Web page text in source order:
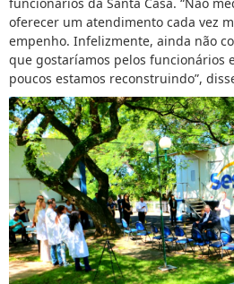
oferecer um atendimento cada vez
empenho. Infelizmente, ainda não
que gostaríamos pelos funcionários
poucos estamos reconstruindo”,